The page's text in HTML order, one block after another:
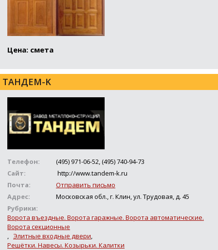
Цена: смета
ТАНДЕМ-K
Телефон:
(495) 971-06-52, (495) 740-94-73
Сайт:
http://www.tandem-k.ru
Почта:
Отправить письмо
Адрес:
Московская обл., г. Клин, ул. Трудовая, д. 45
Рубрики:
Ворота въездные. Ворота гаражные. Ворота автоматические.
Ворота секционные
, Элитные входные двери,
Решётки. Навесы. Козырьки. Калитки